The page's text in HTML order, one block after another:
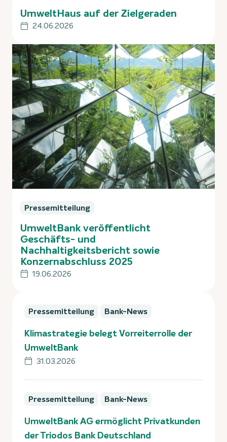
UmweltHaus auf der Zielgeraden
24.06.2026
Pressemitteilung
UmweltBank veröffentlicht
Geschäfts- und
Nachhaltigkeitsbericht sowie
Konzernabschluss 2025
19.06.2026
Pressemitteilung Bank-News
Klimastrategie belegt Vorreiterrolle der
UmweltBank
31.03.2026
Pressemitteilung Bank-News
UmweltBank AG ermöglicht Privatkunden
der Triodos Bank Deutschland